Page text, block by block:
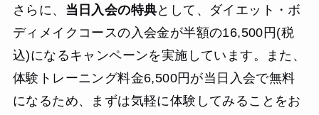
さらに、 当日入会の特典として、ダイエット・ボ
ディメイクコースの入会金が半額の16,500円(税
込)になるキャンペーンを実施しています。また、
体験トレーニング料金6,500円が当日入会で無料
になるため、まずは気軽に体験してみることをお